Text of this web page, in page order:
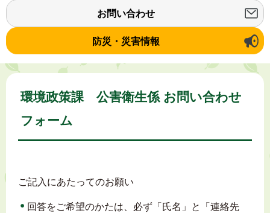
お問い合わせ
防災・災害情報
環境政策課 公害衛生係 お問い合わせ
フォーム
ご記入にあたってのお願い
回答をご希望のかたは、必ず「氏名」と「連絡先